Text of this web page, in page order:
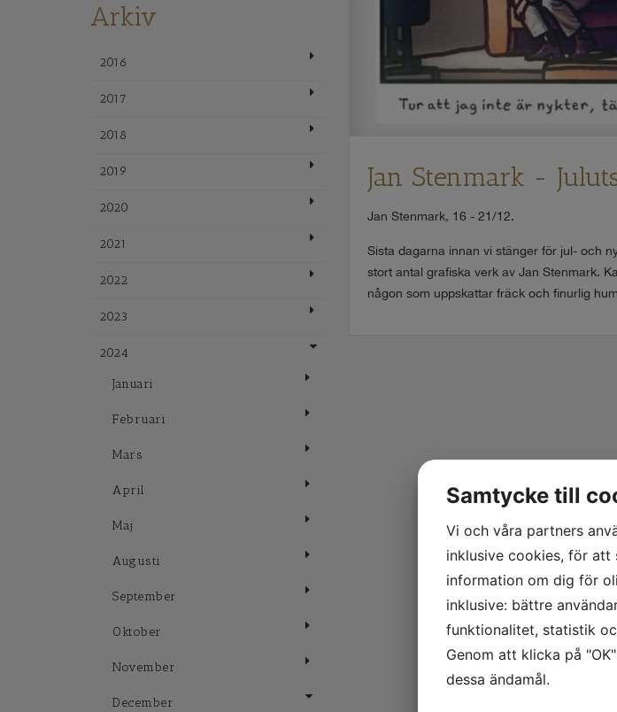
Jan Stenmark -
Jan Stenmark, 16 - 21/12.
Sista dagarna innan vi stänger för jul- och
stort antal grafiska verk av Jan Stenmark.
någon som uppskattar fräck och finurlig
Arkiv
2016
2017
2018
2019
2020
2021
2022
2023
2024
Januari
Februari
Mars
April
Maj
Augusti
September
Oktober
November
December
Samtycke till
Vi och våra partners
inklusive cookies, för att
information om dig för
inklusive: bättre
funktionalitet, statistik
Genom att klicka på
dessa ändamål.